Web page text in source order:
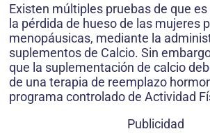
Existen múltiples pruebas de que
la pérdida de hueso de las mujeres
menopáusicas, mediante la
suplementos de Calcio. Sin
que la suplementación de calcio
de una terapia de reemplazo
programa controlado de Actividad
Publicidad